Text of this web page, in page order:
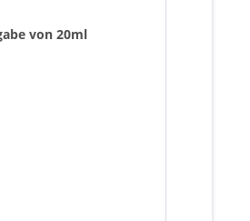
von 20ml